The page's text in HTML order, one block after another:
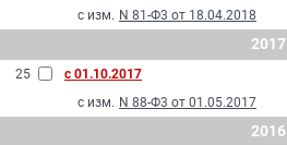
с изм. N 81-Ф3 от 18.04.2018
2017
25
с 01.10.2017
с изм. N 88-Ф3 от 01.05.2017
2016